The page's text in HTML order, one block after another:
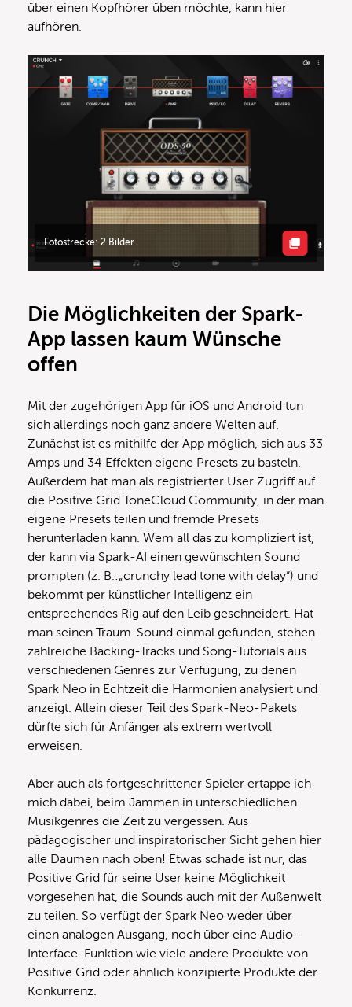
über einen Kopfhörer üben möchte, kann hier
aufhören.
Fotostrecke: 2 Bilder
Die Möglichkeiten der Spark-
App lassen kaum Wünsche
offen
Mit der zugehörigen App für iOS und Android tun
sich allerdings noch ganz andere Welten auf.
Zunächst ist es mithilfe der App möglich, sich aus 33
Amps und 34 Effekten eigene Presets zu basteln.
Außerdem hat man als registrierter User Zugriff auf
die Positive Grid ToneCloud Community, in der man
eigene Presets teilen und fremde Presets
herunterladen kann. Wem all das zu kompliziert ist,
der kann via Spark-AI einen gewünschten Sound
prompten (z. B.:„crunchy lead tone with delay“) und
bekommt per künstlicher Intelligenz ein
entsprechendes Rig auf den Leib geschneidert. Hat
man seinen Traum-Sound einmal gefunden, stehen
zahlreiche Backing-Tracks und Song-Tutorials aus
verschiedenen Genres zur Verfügung, zu denen
Spark Neo in Echtzeit die Harmonien analysiert und
anzeigt. Allein dieser Teil des Spark-Neo-Pakets
dürfte sich für Anfänger als extrem wertvoll
erweisen.
Aber auch als fortgeschrittener Spieler ertappe ich
mich dabei, beim Jammen in unterschiedlichen
Musikgenres die Zeit zu vergessen. Aus
pädagogischer und inspiratorischer Sicht gehen hier
alle Daumen nach oben! Etwas schade ist nur, das
Positive Grid für seine User keine Möglichkeit
vorgesehen hat, die Sounds auch mit der Außenwelt
zu teilen. So verfügt der Spark Neo weder über
einen analogen Ausgang, noch über eine Audio-
Interface-Funktion wie viele andere Produkte von
Positive Grid oder ähnlich konzipierte Produkte der
Konkurrenz.